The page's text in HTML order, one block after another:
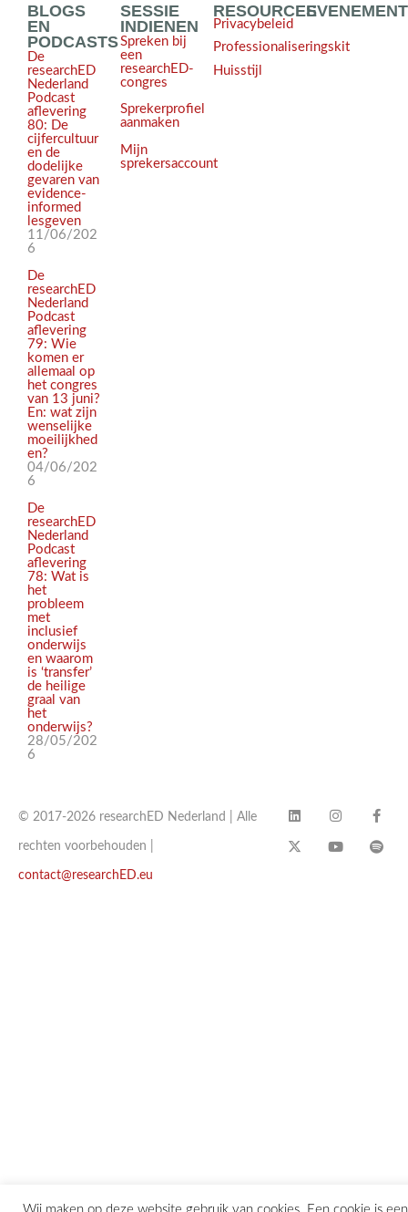
BLOGS
EN
PODCASTS
De
researchED
Nederland
Podcast
aflevering
80: De
cijfercultuur
en de
dodelijke
gevaren van
evidence-
informed
lesgeven
11/06/202
6
De
researchED
Nederland
Podcast
aflevering
79: Wie
komen er
allemaal op
het congres
van 13 juni?
En: wat zijn
wenselijke
moeilijkhed
en?
04/06/202
6
De
researchED
Nederland
Podcast
aflevering
78: Wat is
het
probleem
met
inclusief
onderwijs
en waarom
is ‘transfer’
de heilige
graal van
het
onderwijs?
28/05/202
6
SESSIE
INDIENEN
Spreken bij
een
researchED-
congres
Sprekerprofiel
aanmaken
Mijn
sprekersaccount
RESOURCES
Privacybeleid
Professionaliseringskit
Huisstijl
© 2017-2026 researchED Nederland | Alle
rechten voorbehouden |
contact@researchED.eu